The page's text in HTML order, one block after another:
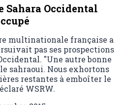
Sahara Occidental
multinationale française a
pas ses prospections
"Une autre bonne
sahraoui. Nous exhortons
restantes à emboîter le
WSRW.